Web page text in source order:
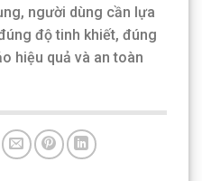
người dùng cần lựa
độ tinh khiết, đúng
hiệu quả và an toàn